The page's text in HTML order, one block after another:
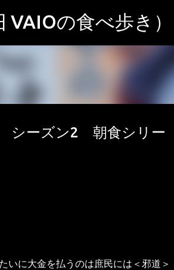
ップしてメイン コンテンツに移動
の食べ歩き）
シーズン2 朝食シリー
いに大金を払うのは庶民には＜邪道＞